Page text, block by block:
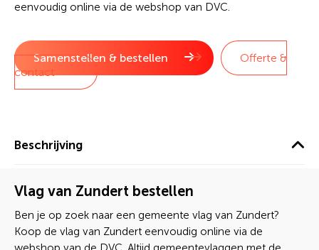
eenvoudig online via de webshop van DVC.
Samenstellen & bestellen
Offerte &
contact
Beschrijving
Vlag van Zundert bestellen
Ben je op zoek naar een gemeente vlag van Zundert?
Koop de vlag van Zundert eenvoudig online via de